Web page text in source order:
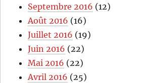
Septembre 2016 (12)
Août 2016 (16)
Juillet 2016 (19)
Juin 2016 (22)
Mai 2016 (22)
Avril 2016 (25)